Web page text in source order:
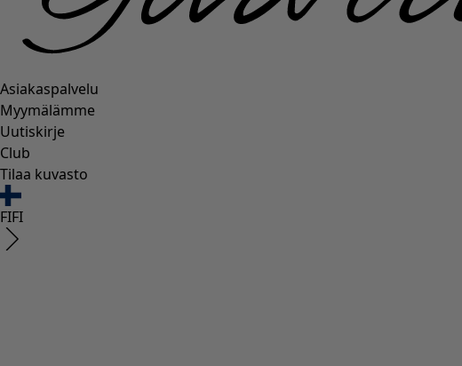
Asiakaspalvelu
Myymälämme
Uutiskirje
Club
Tilaa kuvasto
FIFI